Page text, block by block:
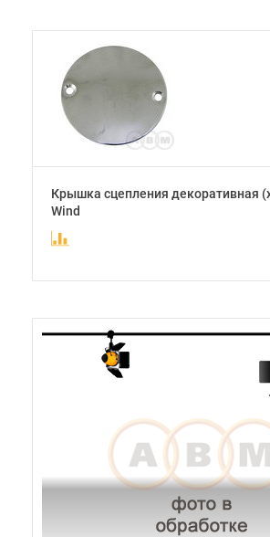
Крышка сцепления декоративная
Wind